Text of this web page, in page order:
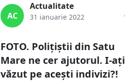
AC
Actualitate
31 ianuarie 2022
FOTO. Polițiștii din Satu
Mare ne cer ajutorul. I-ați
văzut pe acești indivizi?!